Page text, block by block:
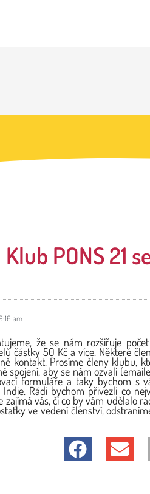
Klub PONS 21
am
že se nám rozšiřuje
částky 50 Kč a více. Některé
kontakt. Prosíme členy klubu,
spojení, aby se nám ozvali
formuláře a taky bychom s
Rádi bychom přivezli co
zajímá vás, či co by vám udělalo
ve vedení členství,